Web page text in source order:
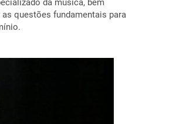
da música, bem
questões fundamentais para